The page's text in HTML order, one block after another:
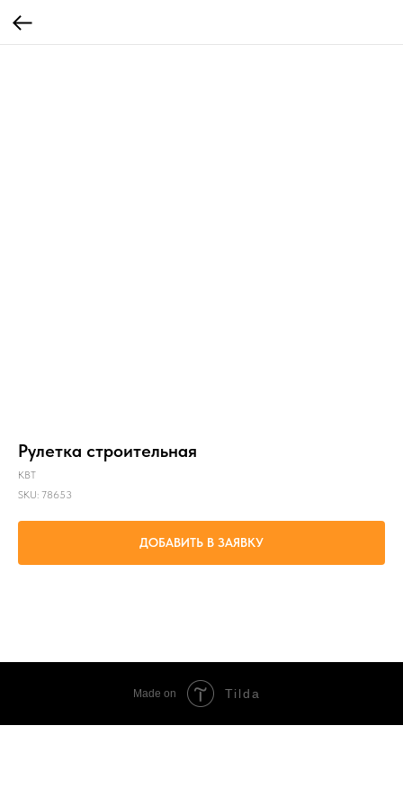
Рулетка строительная
КВТ
SKU: 78653
ДОБАВИТЬ В ЗАЯВКУ
Made on Tilda